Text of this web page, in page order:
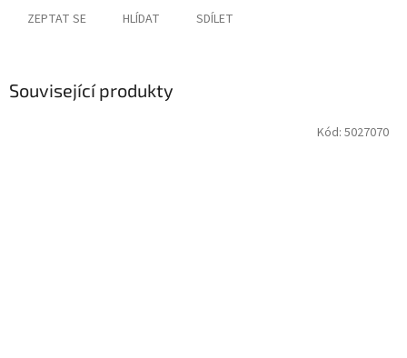
ZEPTAT SE HLÍDAT SDÍLET
Související produkty
Kód: 5027070